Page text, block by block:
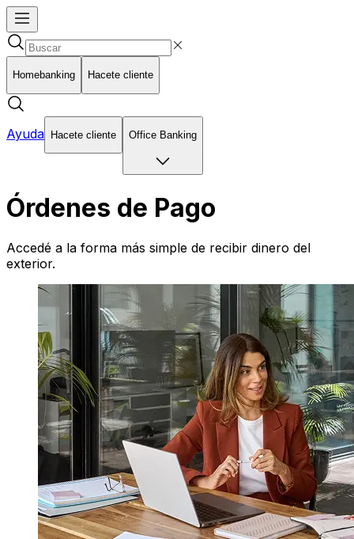
Homebanking Hacete cliente
Ayuda Hacete cliente Office Banking
Órdenes de Pago
Accedé a la forma más simple de recibir dinero del
exterior.